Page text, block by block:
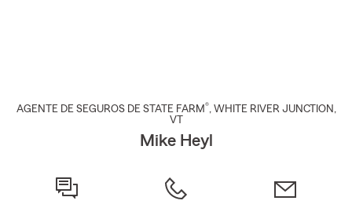
AGENTE DE SEGUROS DE STATE FARM®, WHITE RIVER JUNCTION ,
VT
Mike Heyl